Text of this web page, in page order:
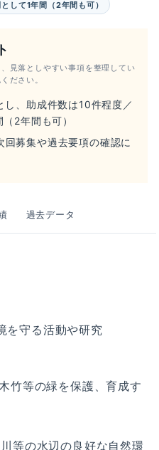
して1年間（2年間も可）
見落としやすい事項を整理してい
ださい。
、助成件数は10件程度／
2年間も可）
募集や過去要項の確認に
過去データ
を守る活動や研究
竹等の緑を保護、育成す
等の水辺の良好な自然環